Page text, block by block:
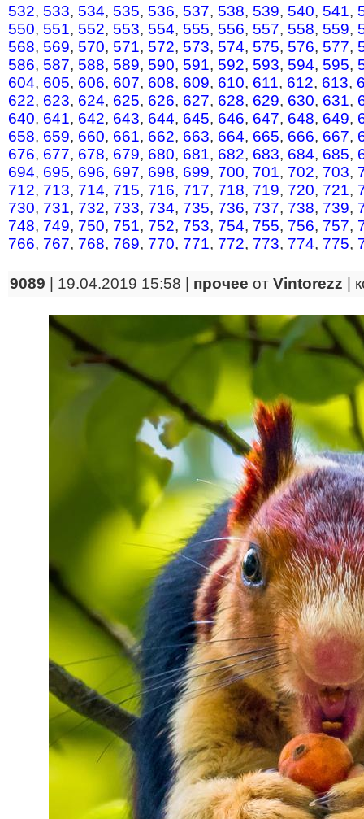
532, 533, 534, 535, 536, 537, 538, 539, 540, 541,
550, 551, 552, 553, 554, 555, 556, 557, 558, 559,
568, 569, 570, 571, 572, 573, 574, 575, 576, 577,
586, 587, 588, 589, 590, 591, 592, 593, 594, 595,
604, 605, 606, 607, 608, 609, 610, 611, 612, 613,
622, 623, 624, 625, 626, 627, 628, 629, 630, 631,
640, 641, 642, 643, 644, 645, 646, 647, 648, 649,
658, 659, 660, 661, 662, 663, 664, 665, 666, 667,
676, 677, 678, 679, 680, 681, 682, 683, 684, 685,
694, 695, 696, 697, 698, 699, 700, 701, 702, 703,
712, 713, 714, 715, 716, 717, 718, 719, 720, 721,
730, 731, 732, 733, 734, 735, 736, 737, 738, 739,
748, 749, 750, 751, 752, 753, 754, 755, 756, 757,
766, 767, 768, 769, 770, 771, 772, 773, 774, 775,
9089 | 19.04.2019 15:58 | прочее от Vintorezz